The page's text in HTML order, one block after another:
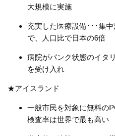
大規模に実施
充実した医療設備･･･集
で、人口比で日本の6倍
病院がパンク状態のイタ
を受け入れ
★アイスランド
一般市民を対象に無料の
検査率は世界で最も高い